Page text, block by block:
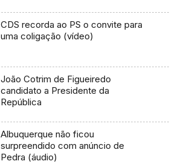
CDS recorda ao PS o convite para
uma coligação (vídeo)
João Cotrim de Figueiredo
candidato a Presidente da
República
Albuquerque não ficou
surpreendido com anúncio de
Pedra (áudio)